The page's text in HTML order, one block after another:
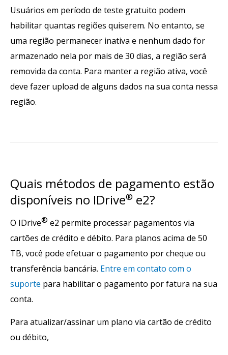
Usuários em período de teste gratuito podem
habilitar quantas regiões quiserem. No entanto, se
uma região permanecer inativa e nenhum dado for
armazenado nela por mais de 30 dias, a região será
removida da conta. Para manter a região ativa, você
deve fazer upload de alguns dados na sua conta nessa
região.
Quais métodos de pagamento estão
disponíveis no IDrive® e2?
O IDrive® e2 permite processar pagamentos via
cartões de crédito e débito. Para planos acima de 50
TB, você pode efetuar o pagamento por cheque ou
transferência bancária. Entre em contato com o
suporte para habilitar o pagamento por fatura na sua
conta.
Para atualizar/assinar um plano via cartão de crédito
ou débito,